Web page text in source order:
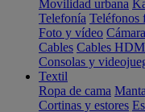
Movilidad urbana
Telefonía Teléfonos
Foto y vídeo
Cables Cables
Consolas y
Textil
Ropa de cama
Cortinas y estores